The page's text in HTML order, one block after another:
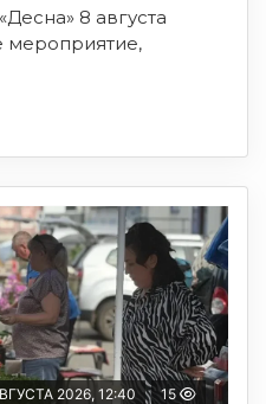
8 августа
мероприятие,
2026, 12:40 15